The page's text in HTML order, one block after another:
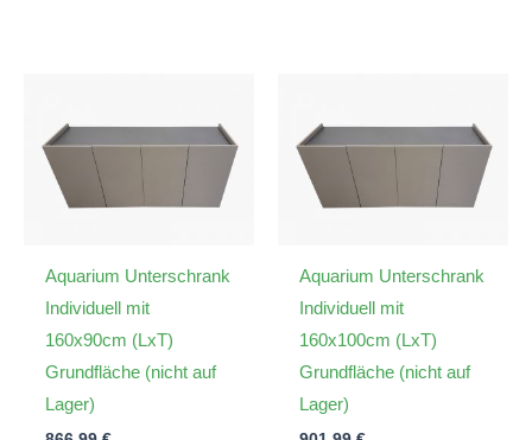
Aquarium Unterschrank
Individuell mit
160x90cm (LxT)
Grundfläche (nicht auf
Lager)
Aquarium Unterschrank
Individuell mit
160x100cm (LxT)
Grundfläche (nicht auf
Lager)